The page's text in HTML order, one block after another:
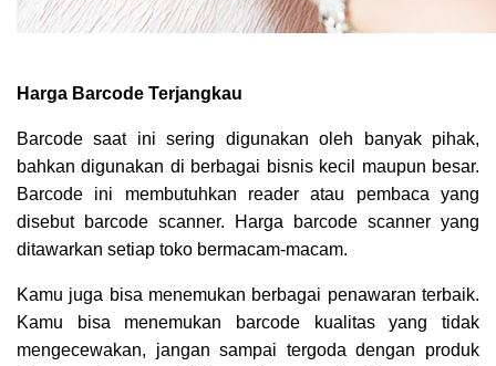
Harga Barcode Terjangkau
Barcode saat ini sering digunakan oleh banyak pihak,
bahkan digunakan di berbagai bisnis kecil maupun besar.
Barcode ini membutuhkan reader atau pembaca yang
disebut barcode scanner. Harga barcode scanner yang
ditawarkan setiap toko bermacam-macam.
Kamu juga bisa menemukan berbagai penawaran terbaik.
Kamu bisa menemukan barcode kualitas yang tidak
mengecewakan, jangan sampai tergoda dengan produk